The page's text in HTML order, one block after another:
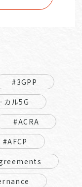
#3GPP
カル5G
#ACRA
#AFCP